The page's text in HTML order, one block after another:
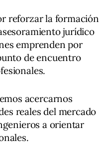
reforzar la formación
jurídico
emprenden por
de encuentro
acercarnos
reales del mercado
a orientar